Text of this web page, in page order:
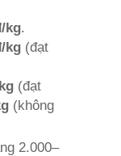
kg.
kg(đạt
(đạt
(không
2.000–